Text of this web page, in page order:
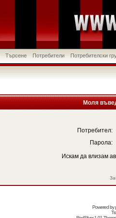
Търсене Потребители Потребителски
Моля
Потребител:
Парола:
Искам да влизам
Powered by